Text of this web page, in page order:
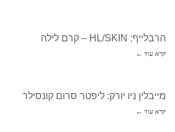
הרבלייף: HL/SKIN – קרם לילה
קרא עוד ←
מייבלין ניו יורק: ליפטר סרום קונסילר
קרא עוד ←